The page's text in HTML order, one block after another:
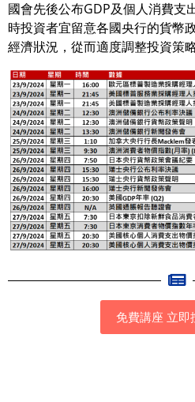
國會先後公布GDP及個人消費支
時投資者宜留意各國央行的貨幣
經濟狀況，從而適度調整投資策略
免費講座 立即